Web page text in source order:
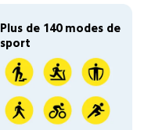
Plus de 140 modes de
sport